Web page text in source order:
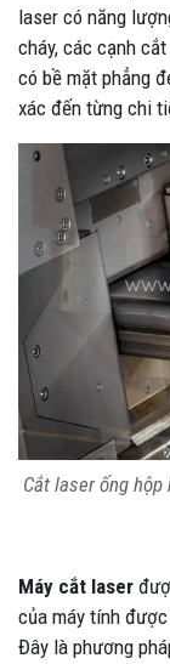
laser có năng
cháy, các cạnh
có bề mặt phẳng
xác đến từng chi
Cắt laser ống
Máy cắt laser
của máy tính
Đây là phương